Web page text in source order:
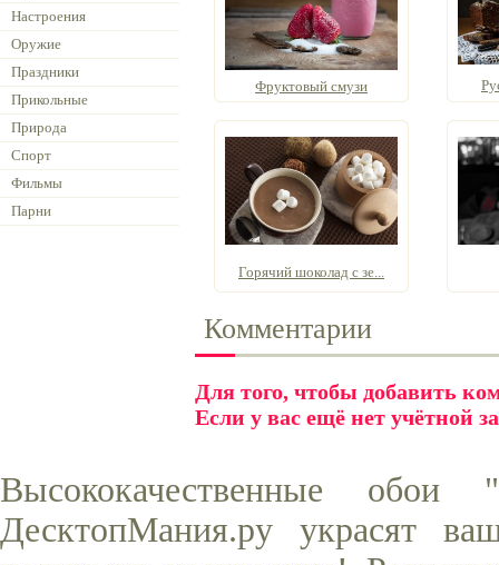
Настроения
Оружие
Праздники
Прикольные
Природа
Спорт
Фильмы
Парни
Фруктовый смузи
Горячий шоколад с зе...
Комментарии
Для того, чтобы добавить
Если у вас ещё нет учётной
Высококачественные
ДесктопМания.ру украсят